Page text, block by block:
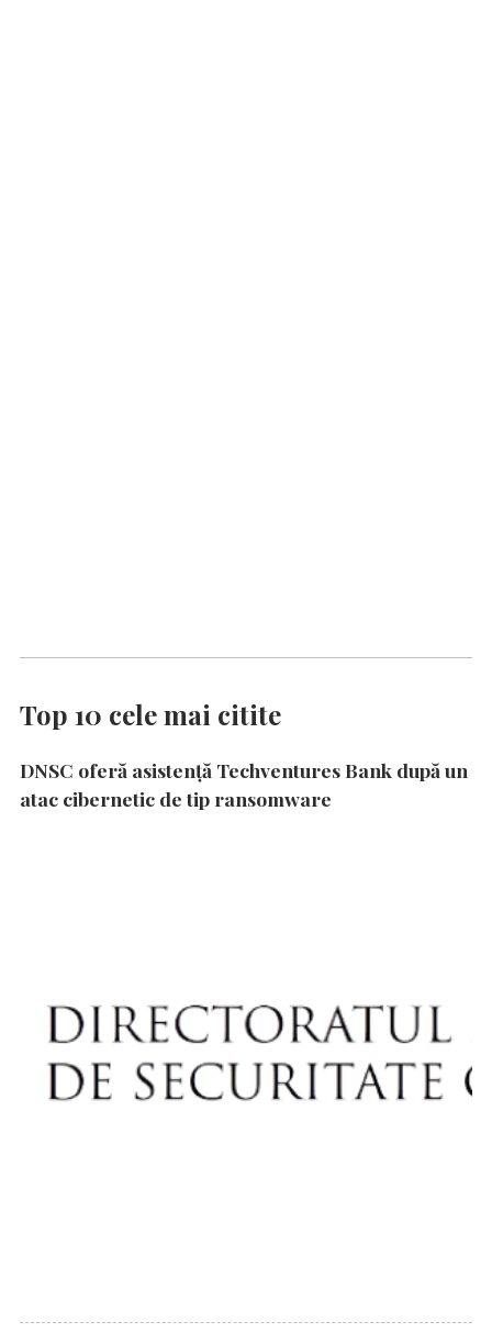
Top 10 cele mai citite
DNSC oferă asistență Techventures Bank după un
atac cibernetic de tip ransomware